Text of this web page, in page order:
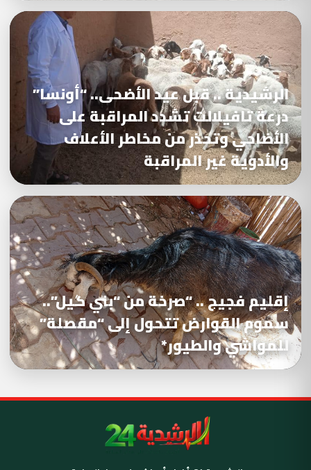
الرشيدية .. قبل عيد الأضحى.. “أونسا”
درعة تافيلالت تشدد المراقبة على
الأضاحي وتحذر من مخاطر الأعلاف
والأدوية غير المراقبة
إقليم فجيج .. “صرخة من “بني گيل”..
سموم القوارض تتحول إلى “مقصلة”
للمواشي والطيور*